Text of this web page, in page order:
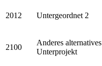
2012 Untergeordnet 2
2100
Anderes alternatives
Unterprojekt